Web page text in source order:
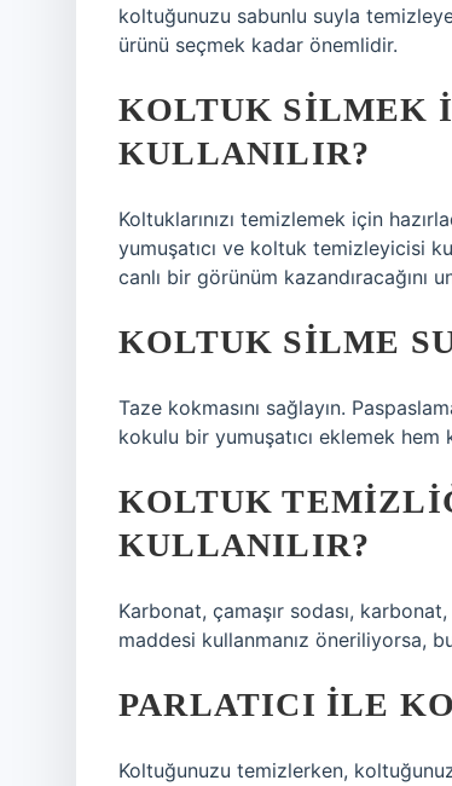
koltuğunuzu sabunlu suyla
ürünü seçmek kadar önemlidir.
KOLTUK SILMEK
KULLANILIR?
Koltuklarınızı temizlemek için
yumuşatıcı ve koltuk temizleyicisi
canlı bir görünüm kazandıracağını
KOLTUK SILME
Taze kokmasını sağlayın.
kokulu bir yumuşatıcı eklemek
KOLTUK
KULLANILIR?
Karbonat, çamaşır sodası,
maddesi kullanmanız öneriliyorsa,
PARLATICI ILE
Koltuğunuzu temizlerken,